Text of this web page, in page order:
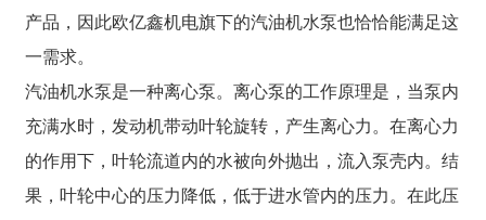
产品，因此欧亿鑫机电旗下的汽油机水泵也恰恰能满足这
一需求。
汽油机水泵是一种离心泵。离心泵的工作原理是，当泵内
充满水时，发动机带动叶轮旋转，产生离心力。在离心力
的作用下，叶轮流道内的水被向外抛出，流入泵壳内。结
果，叶轮中心的压力降低，低于进水管内的压力。在此压